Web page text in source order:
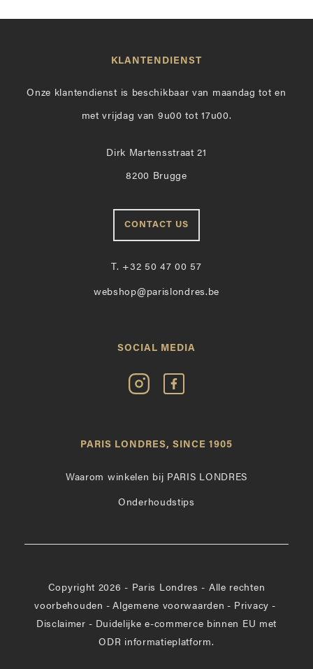
KLANTENDIENST
Onze klantendienst is beschikbaar van maandag tot en
met vrijdag van 9u00 tot 17u00.
Dirk Martensstraat 21
8200 Brugge
CONTACT US
T. +32 50 47 00 57
webshop@parislondres.be
SOCIAL MEDIA
Volg
Paris
Instagram
Vind
op
PARIS LONDRES, SINCE 1905
Waarom winkelen bij PARIS LONDRES
Onderhoudstips
Copyright 2026 - Paris Londres - Alle rechten
voorbehouden - Algemene voorwaarden - Privacy -
Disclaimer - Duidelijke e-commerce binnen EU met
ODR informatieplatform.